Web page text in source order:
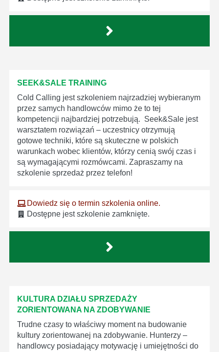
SEEK&SALE TRAINING
Cold Calling jest szkoleniem najrzadziej wybieranym
przez samych handlowców mimo że to tej
kompetencji najbardziej potrzebują. Seek&Sale jest
warsztatem rozwiązań – uczestnicy otrzymują
gotowe techniki, które są skuteczne w polskich
warunkach wobec klientów, którzy cenią swój czas i
są wymagającymi rozmówcami. Zapraszamy na
szkolenie sprzedaż przez telefon!
Dowiedz się o termin szkolenia online.
Dostępne jest szkolenie zamknięte.
KULTURA DZIAŁU SPRZEDAŻY
ZORIENTOWANA NA ZDOBYWANIE
Trudne czasy to właściwy moment na budowanie
kultury zorientowanej na zdobywanie. Hunterzy –
handlowcy posiadający motywację i umiejętności do